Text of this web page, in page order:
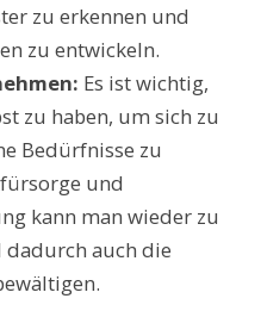
zu erkennen und
zu entwickeln.
Es ist wichtig,
zu haben, um sich zu
Bedürfnisse zu
und
kann man wieder zu
auch die